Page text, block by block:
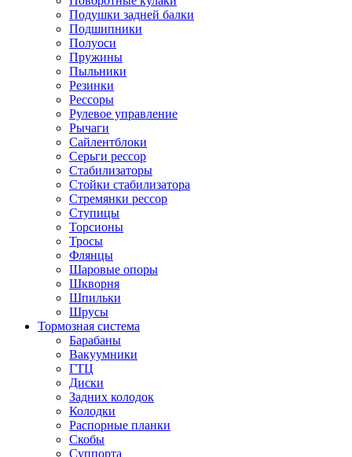
Подушки задней балки
Подшипники
Полуоси
Пружины
Пыльники
Резинки
Рессоры
Рулевое управление
Рычаги
Сайлентблоки
Серьги рессор
Стабилизаторы
Стойки стабилизатора
Стремянки рессор
Ступицы
Торсионы
Тросы
Флянцы
Шаровые опоры
Шкворня
Шпильки
Шрусы
Тормозная система
Барабаны
Вакуумники
ГТЦ
Диски
Задних колодок
Колодки
Распорные планки
Скобы
Суппорта